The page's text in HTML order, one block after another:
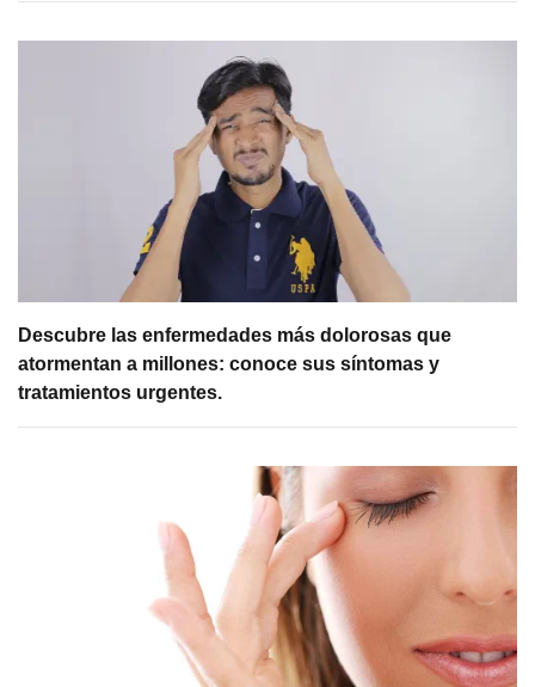
Descubre las enfermedades más dolorosas que
atormentan a millones: conoce sus síntomas y
tratamientos urgentes.